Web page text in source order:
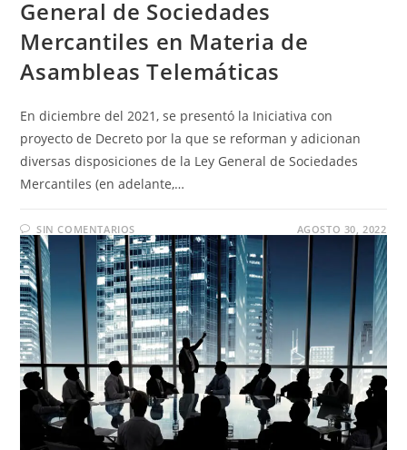
General de Sociedades
Mercantiles en Materia de
Asambleas Telemáticas
En diciembre del 2021, se presentó la Iniciativa con
proyecto de Decreto por la que se reforman y adicionan
diversas disposiciones de la Ley General de Sociedades
Mercantiles (en adelante,…
SIN COMENTARIOS AGOSTO 30, 2022